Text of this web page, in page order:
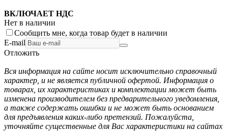
ВКЛЮЧАЕТ НДС
Нет в наличии
Сообщить мне, когда товар будет в наличии
E-mail
Отложить
Вся информация на сайте носит исключительно справочный
характер, и не является публичной офертой. Информация о
товарах, их характеристиках и комплектации может быть
изменена производителем без предварительного уведомления,
а также содержать ошибки и не может быть основанием
для предъявления каких-либо претензий. Пожалуйста,
уточняйте существенные для Вас характеристики на сайтах